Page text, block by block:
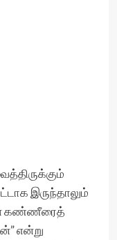
இருந்தாலும்
என் கண்ணீரைத்
என்று